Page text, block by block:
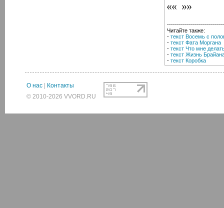
Читайте также:
- текст Восемь с
- текст Фата Моргана
- текст Что мне
- текст Жизнь
- текст Коробка
О нас
Контакты
© 2010-2026 VVORD.RU